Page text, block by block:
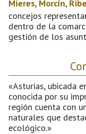
Mieres, Morcín,
concejos
dentro de la
gestión de los
«Asturias, ubicada
conocida por su
región cuenta con
naturales que
ecológico.»